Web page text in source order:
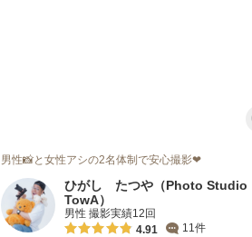
男性📸と女性アシの2名体制で安心撮影❤
ひがし たつや（Photo Studio
TowA）
男性 撮影実績12回
4.91
11件